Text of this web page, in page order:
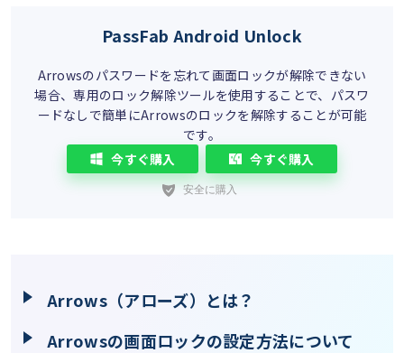
PassFab Android Unlock
Arrowsのパスワードを忘れて画面ロックが解除できない
場合、専用のロック解除ツールを使用することで、パスワ
ードなしで簡単にArrowsのロックを解除することが可能
です。
今すぐ購入
今すぐ購入
Arrows（アローズ）とは？
Arrowsの画面ロックの設定方法について